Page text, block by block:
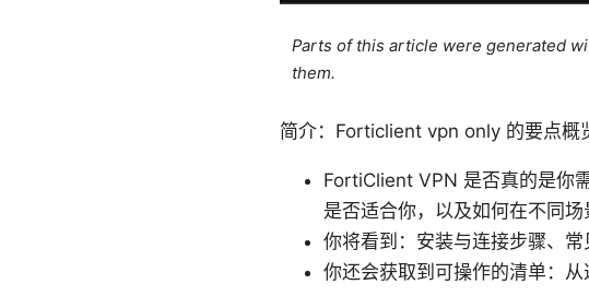
Parts of this article were generated
them.
简介：Forticlient vpn only 的要点概
FortiClient VPN 是否真的是你
是否适合你，以及如何在不同场
你将看到：安装与连接步骤、
你还会获取到可操作的清单：从